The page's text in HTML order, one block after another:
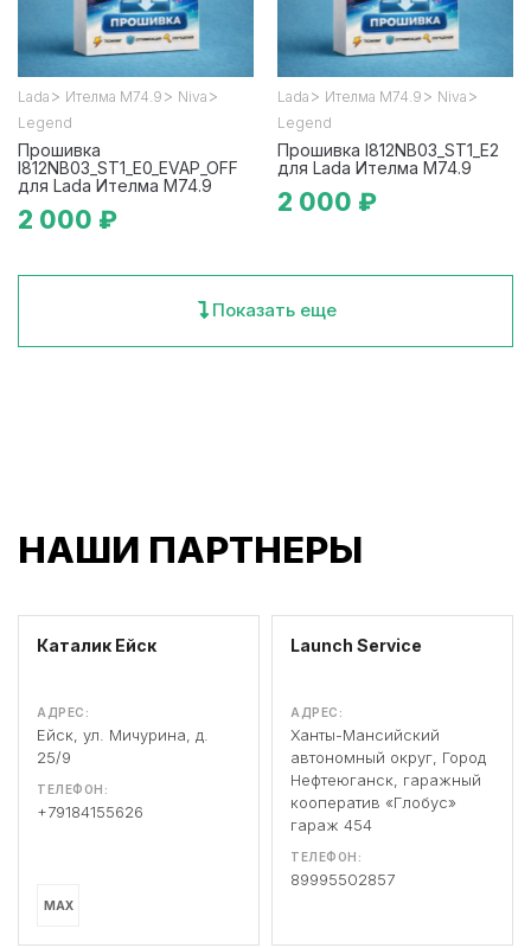
Lada > Ителма М74.9 > Niva >
Legend
Прошивка
I812NB03_ST1_E0_EVAP_OFF
для Lada Ителма М74.9
2 000 ₽
Lada > Ителма М74.9 > Niva >
Legend
Прошивка I812NB03_ST1_E2
для Lada Ителма М74.9
2 000 ₽
Показать еще
НАШИ ПАРТНЕРЫ
Каталик Ейск
АДРЕС:
Ейск, ул. Мичурина, д.
25/9
ТЕЛЕФОН:
+79184155626
MAX
Launch Service
АДРЕС:
Ханты-Мансийский
автономный округ, Город
Нефтеюганск, гаражный
кооператив «Глобус»
гараж 454
ТЕЛЕФОН:
89995502857